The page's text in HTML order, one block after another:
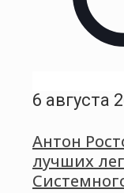
6 августа
Антон
лучших